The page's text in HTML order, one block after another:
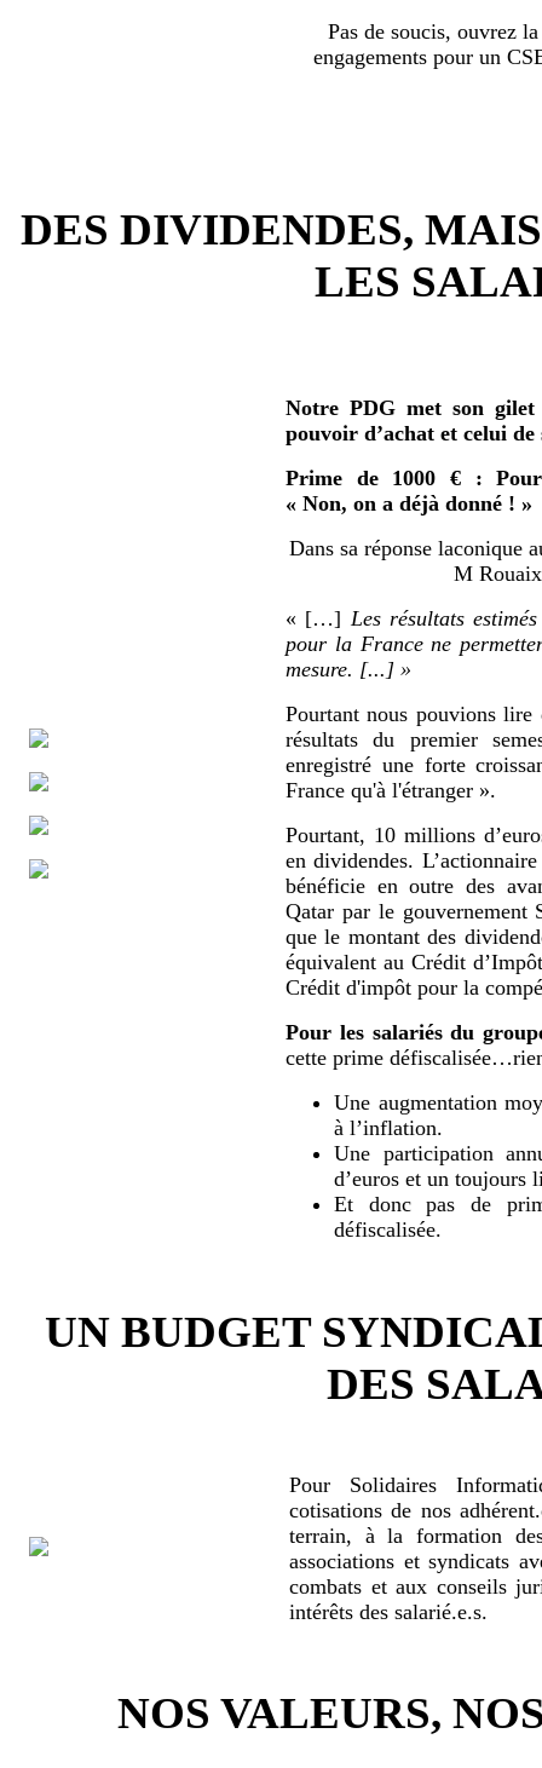
Pas de soucis, ouvrez
engagements pour un
DES DIVIDENDES,
LES
Notre PDG met son
pouvoir d’achat et celui de
Prime de 1000 € :
« Non, on a déjà donné ! »
Dans sa réponse laconique
M
« […] Les résultats
pour la France ne
mesure. [...] »
Pourtant nous pouvions lire
résultats du premier
enregistré une forte
France qu'à l'étranger ».
Pourtant, 10 millions
en dividendes.
bénéficie en outre des
Qatar par le gouvernement
que le montant des
équivalent au Crédit
Crédit d'impôt pour la
Pour les salariés du
cette prime
Une augmentation
à l’inflation.
Une participation
d’euros et un toujours
Et donc pas de
défiscalisée.
UN BUDGET
DES
Pour Solidaires
cotisations de nos
terrain, à la formation
associations et syndicats
combats et aux conseils
intérêts des salarié.e.s.
NOS VALEURS,